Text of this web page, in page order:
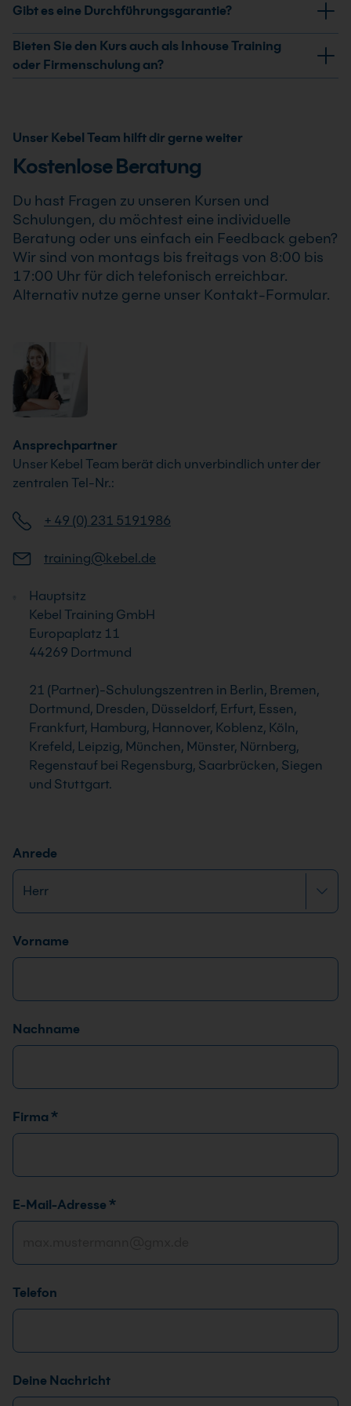
Fertigung im SolidWorks-Workflow miteinander
verbunden.
Gusskonstruktion Kurs erhältst Du ein
Teilnahmezertifikat. Dieses bestätigt Deine erweiterten
Kenntnisse im professionellen Einsatz von SolidWorks
Gusskonstruktion Kurs .
Gibt es eine Durchführungsgarantie?
Ja, wir garantieren die Durchführung aller von uns
bestätigten Termine. Der SolidWorks Gusskonstruktion
Kurs findet auch bereits ab einem Teilnehmer statt,
Bieten Sie den Kurs auch als Inhouse Training
oder Firmenschulung an?
Firmenschulung durchgeführt werden. Inhalte,
Prozesse und Schwerpunkte passen wir individuell an
Unser Kebel Team hilft dir gerne weiter
Kostenlose Beratung
Du hast Fragen zu unseren Kursen und
Schulungen, du möchtest eine individuelle
Beratung oder uns einfach ein Feedback geben?
Wir sind von montags bis freitags von 8:00 bis
17:00 Uhr für dich telefonisch erreichbar.
Alternativ nutze gerne unser Kontakt-Formular.
Ansprechpartner
Unser Kebel Team berät dich unverbindlich unter der
zentralen Tel-Nr.:
+ 49 (0) 231 5191986
training@kebel.de
Hauptsitz
Kebel Training GmbH
Europaplatz 11
44269 Dortmund
21 (Partner)-Schulungszentren in Berlin, Bremen,
Dortmund, Dresden, Düsseldorf, Erfurt, Essen,
Frankfurt, Hamburg, Hannover, Koblenz, Köln,
Krefeld, Leipzig, München, Münster, Nürnberg,
Regenstauf bei Regensburg, Saarbrücken, Siegen
und Stuttgart.
Anrede
Name*
Vorname
Nachname
Firma *
T
e
e
o
n
n
r
E-Mail-Adresse *
Telefon
Deine Nachricht